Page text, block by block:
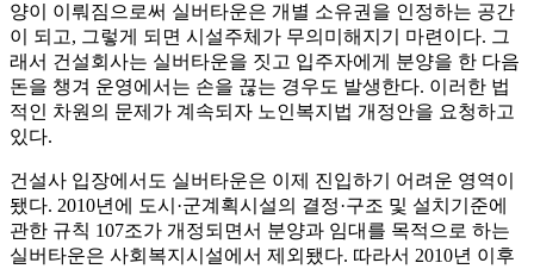
양이 이뤄짐으로써 실버타운은 개별 소유권을 인정하는 공간
이 되고, 그렇게 되면 시설주체가 무의미해지기 마련이다. 그
래서 건설회사는 실버타운을 짓고 입주자에게 분양을 한 다음
돈을 챙겨 운영에서는 손을 끊는 경우도 발생한다. 이러한 법
적인 차원의 문제가 계속되자 노인복지법 개정안을 요청하고
있다.
건설사 입장에서도 실버타운은 이제 진입하기 어려운 영역이
됐다. 2010년에 도시·군계획시설의 결정·구조 및 설치기준에
관한 규칙 107조가 개정되면서 분양과 임대를 목적으로 하는
실버타운은 사회복지시설에서 제외됐다. 따라서 2010년 이후